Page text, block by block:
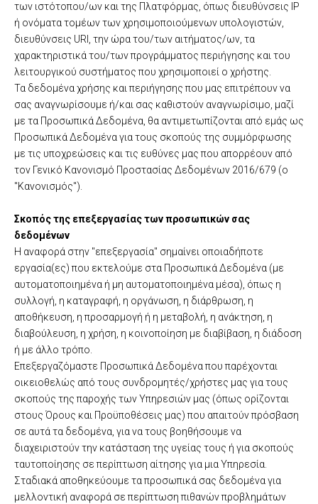
των ιστότοπου/ων και της Πλατφόρμας, όπως διευθύνσεις IP
ή ονόματα τομέων των χρησιμοποιούμενων υπολογιστών,
διευθύνσεις URI, την ώρα του/των αιτήματος/ων, τα
χαρακτηριστικά του/των προγράμματος περιήγησης και του
λειτουργικού συστήματος που χρησιμοποιεί ο χρήστης.
Τα δεδομένα χρήσης και περιήγησης που μας επιτρέπουν να
σας αναγνωρίσουμε ή/και σας καθιστούν αναγνωρίσιμο, μαζί
με τα Προσωπικά Δεδομένα, θα αντιμετωπίζονται από εμάς ως
Προσωπικά Δεδομένα για τους σκοπούς της συμμόρφωσης
με τις υποχρεώσεις και τις ευθύνες μας που απορρέουν από
τον Γενικό Κανονισμό Προστασίας Δεδομένων 2016/679 (ο
"Κανονισμός").
Σκοπός της επεξεργασίας των προσωπικών σας
δεδομένων
Η αναφορά στην "επεξεργασία" σημαίνει οποιαδήποτε
εργασία(ες) που εκτελούμε στα Προσωπικά Δεδομένα (με
αυτοματοποιημένα ή μη αυτοματοποιημένα μέσα), όπως η
συλλογή, η καταγραφή, η οργάνωση, η διάρθρωση, η
αποθήκευση, η προσαρμογή ή η μεταβολή, η ανάκτηση, η
διαβούλευση, η χρήση, η κοινοποίηση με διαβίβαση, η διάδοση
ή με άλλο τρόπο.
Επεξεργαζόμαστε Προσωπικά Δεδομένα που παρέχονται
οικειοθελώς από τους συνδρομητές/χρήστες μας για τους
σκοπούς της παροχής των Υπηρεσιών μας (όπως ορίζονται
στους Όρους και Προϋποθέσεις μας) που απαιτούν πρόσβαση
σε αυτά τα δεδομένα, για να τους βοηθήσουμε να
διαχειριστούν την κατάσταση της υγείας τους ή για σκοπούς
ταυτοποίησης σε περίπτωση αίτησης για μια Υπηρεσία.
Σταδιακά αποθηκεύουμε τα προσωπικά σας δεδομένα για
μελλοντική αναφορά σε περίπτωση πιθανών προβλημάτων